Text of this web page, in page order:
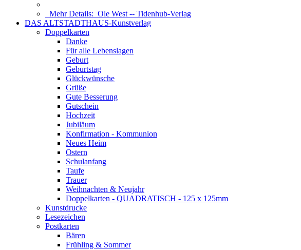
Mehr Details: Ole West -- Tidenhub-Verlag
DAS ALTSTADTHAUS-Kunstverlag
Doppelkarten
Danke
Für alle Lebenslagen
Geburt
Geburtstag
Glückwünsche
Grüße
Gute Besserung
Gutschein
Hochzeit
Jubiläum
Konfirmation - Kommunion
Neues Heim
Ostern
Schulanfang
Taufe
Trauer
Weihnachten & Neujahr
Doppelkarten - QUADRATISCH - 125 x 125mm
Kunstdrucke
Lesezeichen
Postkarten
Bären
Frühling & Sommer